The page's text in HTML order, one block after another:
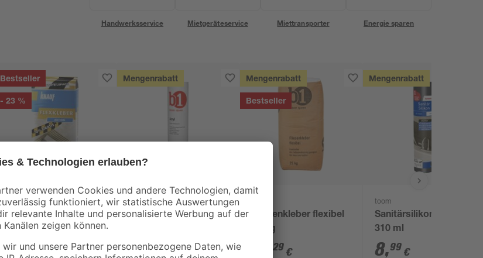
Handwerksservice Mietgeräteservice Miettransporter Energie sparen
Bestseller
- 23 %
Knauf
Flexkleber 22 kg
19,99€ 25,99 €
Mengenrabatt
B1
Acryl weiß 280 ml
1,99€
Mengenrabatt
Bestseller
Fliesenkleber flexibel
25 kg
,29 €
Mengenrabatt
toom
Sanitärsilikon weiß
310 ml
8,99 €